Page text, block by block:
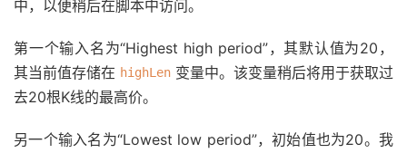
中，以便稍后在脚本中访问。
第一个输入名为“Highest high period”，其默认值为20，
其当前值存储在 highLen 变量中。该变量稍后将用于获取过
去20根K线的最高价。
另一个输入名为“Lowest low period”，初始值也为20。我